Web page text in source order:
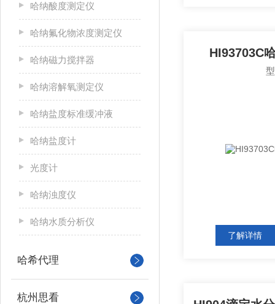
哈纳酸度测定仪
哈纳氟化物浓度测定仪
哈纳磁力搅拌器
哈纳溶解氧测定仪
哈纳盐度标准缓冲液
哈纳盐度计
光度计
哈纳浊度仪
哈纳水质分析仪
哈希代理
杭州思看
HI93703C
了解详情